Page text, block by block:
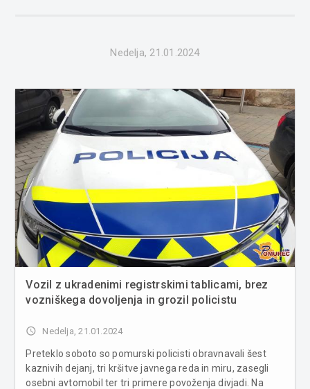
Nedelja, 21.01.2024
Vozil z ukradenimi registrskimi tablicami, brez
vozniškega dovoljenja in grozil policistu
access_time Nedelja, 21.01.2024
Preteklo soboto so pomurski policisti obravnavali šest
kaznivih dejanj, tri kršitve javnega reda in miru, zasegli
osebni avtomobil ter tri primere povoženja divjadi. Na